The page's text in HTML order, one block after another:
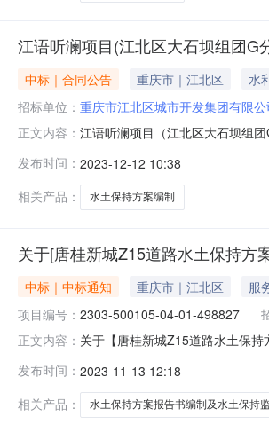
江语听澜项目(江北区大石坝组团G
中标｜合同公告 重庆市｜江北区 水
招标单位： 重庆市江北区城市开发集团有限公
正文内容： 江语听澜项目（江北区大石坝组
务类型:水土保持方案编制服务金
发布时间： 2023-12-12 10:38
相关产品：
水土保持方案编制
关于[唐桂新城Z15道路水土保持方
中标｜中标通知 重庆市｜江北区 服
项目编号： 2303-500105-04-01-498827
正文内容： 关于【唐桂新城Z15道路水土保
编码2303-500105-04-01-498827
服务服务金
发布时间： 2023-11-13 12:18
相关产品：
水土保持方案报告书编制及水土保持